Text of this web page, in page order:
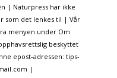
| Naturpress har ikke
som det lenkes til | Vår
menyen under Om
beskyttet
epost-adressen: tips-
|